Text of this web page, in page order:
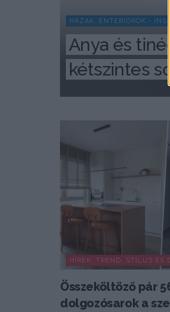
HÁZAK, ENTERIŐRÖK -
Anya és
kétszintes
HÍREK, TREND, STÍLUS ÉS
Összeköltöző pár
dolgozósarok a